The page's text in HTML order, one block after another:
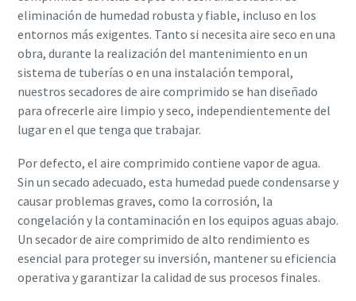
eliminación de humedad robusta y fiable, incluso en los
entornos más exigentes. Tanto si necesita aire seco en una
obra, durante la realización del mantenimiento en un
sistema de tuberías o en una instalación temporal,
nuestros secadores de aire comprimido se han diseñado
para ofrecerle aire limpio y seco, independientemente del
lugar en el que tenga que trabajar.
Por defecto, el aire comprimido contiene vapor de agua.
Sin un secado adecuado, esta humedad puede condensarse y
causar problemas graves, como la corrosión, la
congelación y la contaminación en los equipos aguas abajo.
Un secador de aire comprimido de alto rendimiento es
esencial para proteger su inversión, mantener su eficiencia
operativa y garantizar la calidad de sus procesos finales.